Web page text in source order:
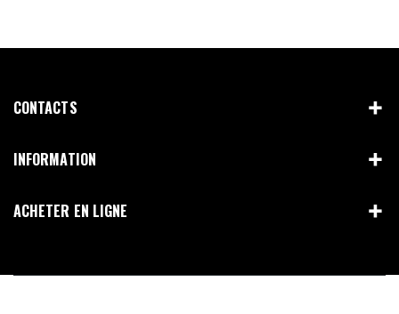
CONTACTS
INFORMATION
ACHETER EN LIGNE